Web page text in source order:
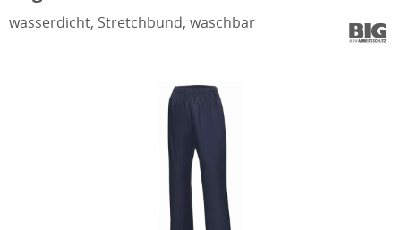
wasserdicht, Stretchbund, waschbar